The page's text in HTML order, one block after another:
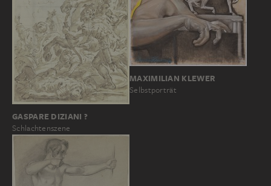
GASPARE DIZIANI ?
Schlachtenszene
MAXIMILIAN KLEWER
Selbstporträt